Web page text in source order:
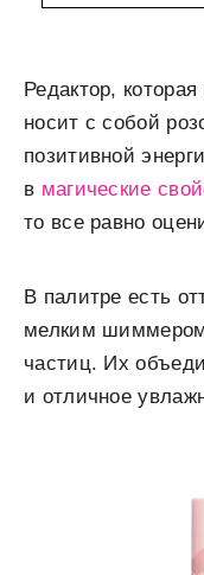
Редактор,
носит с собой
позитивной
в магические
то все равно
В палитре есть
мелким
частиц. Их
и отличное